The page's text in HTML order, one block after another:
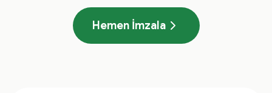
Hemen İmzala